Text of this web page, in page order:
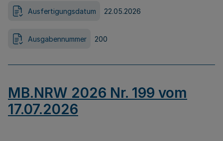
Ausfertigungsdatum 22.05.2026
Ausgabennummer 200
MB.NRW 2026 Nr. 199 vom
17.07.2026